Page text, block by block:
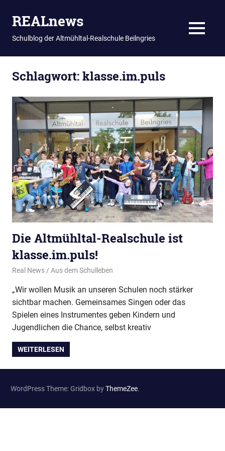
Inhalt
REALnews
Schulblog der Altmühltal-Realschule Beilngries MENU
Schlagwort:klasse.im.puls
Die Altmühltal-Realschule ist
klasse.im.puls!
13. Juni 2023
Real News Aus dem Schulleben
„Wir wollen Musik an unseren Schulen noch stärker
sichtbar machen. Gemeinsames Singen oder das
Spielen eines Instrumentes geben Kindern und
Jugendlichen die Chance, selbst kreativ
WEITERLESEN
WordPress Theme: Gridbox byThemeZee.